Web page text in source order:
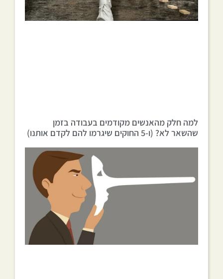
למה חלק מהאנשים מקודמים בעבודה בזמן
שהשאר לא? (ו-5 החוקים שיגרמו להם לקדם אותנו)